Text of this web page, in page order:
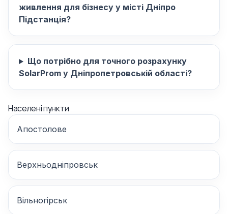
живлення для бізнесу у місті Дніпро
Підстанція?
Що потрібно для точного розрахунку
SolarProm у Дніпропетровській області?
Населені пункти
Апостолове
Верхньодніпровськ
Вільногірськ